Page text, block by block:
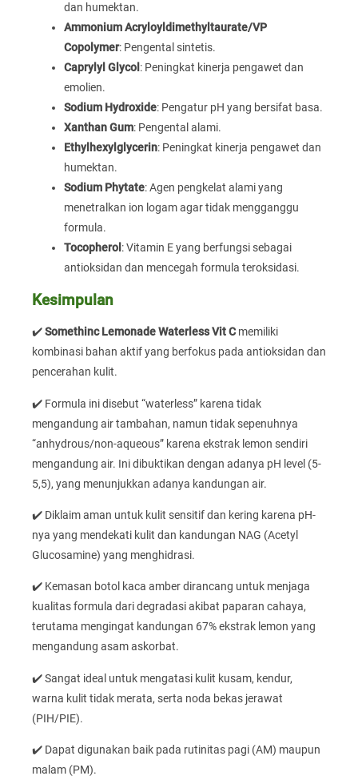
dan humektan.
Ammonium Acryloyldimethyltaurate/VP
Copolymer: Pengental sintetis.
Caprylyl Glycol : Peningkat kinerja pengawet dan
emolien.
Sodium Hydroxide: Pengatur pH yang bersifat basa.
Xanthan Gum: Pengental alami.
Ethylhexylglycerin: Peningkat kinerja pengawet dan
humektan.
Sodium Phytate: Agen pengkelat alami yang
menetralkan ion logam agar tidak mengganggu
formula.
Tocopherol : Vitamin E yang berfungsi sebagai
antioksidan dan mencegah formula teroksidasi.
Kesimpulan
✔️Somethinc Lemonade Waterless Vit Cmemiliki
kombinasi bahan aktif yang berfokus pada antioksidan dan
pencerahan kulit.
✔️ Formula ini disebut “waterless” karena tidak
mengandung air tambahan, namun tidak sepenuhnya
“anhydrous/non-aqueous” karena ekstrak lemon sendiri
mengandung air. Ini dibuktikan dengan adanya pH level (5-
5,5), yang menunjukkan adanya kandungan air.
✔️ Diklaim aman untuk kulit sensitif dan kering karena pH-
nya yang mendekati kulit dan kandungan NAG (Acetyl
Glucosamine) yang menghidrasi.
✔️ Kemasan botol kaca amber dirancang untuk menjaga
kualitas formula dari degradasi akibat paparan cahaya,
terutama mengingat kandungan 67% ekstrak lemon yang
mengandung asam askorbat.
✔️ Sangat ideal untuk mengatasi kulit kusam, kendur,
warna kulit tidak merata, serta noda bekas jerawat
(PIH/PIE).
✔️ Dapat digunakan baik pada rutinitas pagi (AM) maupun
malam (PM).